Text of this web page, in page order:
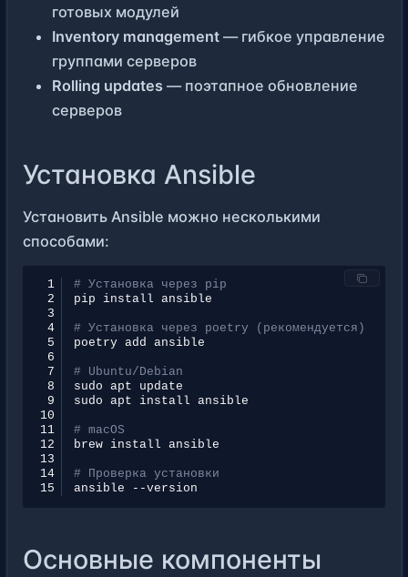
готовых модулей
Inventory management — гибкое управление
группами серверов
Rolling updates — поэтапное обновление
серверов
Установка Ansible
Установить Ansible можно несколькими
способами:
1
# Установка через pip
2
pip install
3
4
# Установка через poetry (рекомендуется)
5
poetry add
6
7
# Ubuntu/Debian
8
sudo apt
9
sudo apt install
10
11
# macOS
12
brew install
13
14
# Проверка установки
15
ansible
Основные компоненты